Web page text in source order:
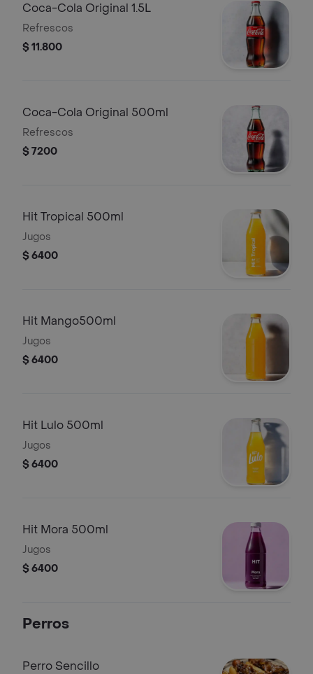
Coca-Cola Original 1.5L
Refrescos
$ 11.800
Coca-Cola Original 500ml
Refrescos
$ 7200
Hit Tropical 500ml
Jugos
$ 6400
Hit Mango500ml
Jugos
$ 6400
Hit Lulo 500ml
Jugos
$ 6400
Hit Mora 500ml
Jugos
$ 6400
Perros
Perro Sencillo